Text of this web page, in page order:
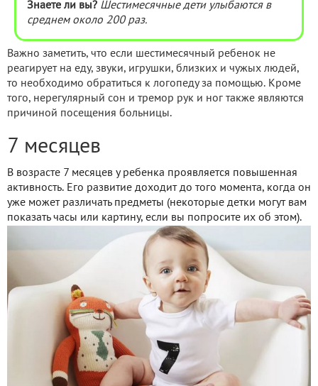
Знаете ли вы? Шестимесячные дети улыбаются в
среднем около 200 раз.
Важно заметить, что если шестимесячный ребенок не
реагирует на еду, звуки, игрушки, близких и чужых людей,
то необходимо обратиться к логопеду за помощью. Кроме
того, нерегулярный сон и тремор рук и ног также являются
причиной посещения больницы.
7 месяцев
В возрасте 7 месяцев у ребенка проявляется повышенная
активность. Его развитие доходит до того момента, когда он
уже может различать предметы (некоторые детки могут вам
показать часы или картину, если вы попросите их об этом).